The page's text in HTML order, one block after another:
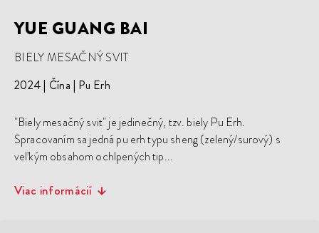
YUE GUANG BAI
BIELY MESAČNÝ SVIT
2024 Čína Pu Erh
"Biely mesačný svit" je jedinečný, tzv. biely Pu Erh.
Spracovaním sa jedná pu erh typu sheng (zelený/surový) s
veľkým obsahom ochlpených tip...
Viac informácií